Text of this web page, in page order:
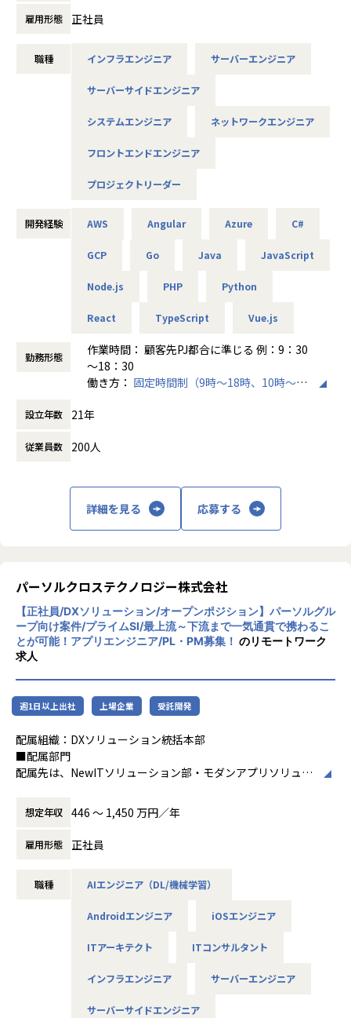
・公共インフラ監視制御システム
・倉庫等設備制御システム
主に取り扱っているお客様がメインになります。
お客様の要望するシステム開発を自社内で実施し、 企画開
経験を積んでいくことでプロジェクトリーダーを担うことも
まずはメンバーとのコミュニケーションを図るため、本社で
その後、ご経験等により案件をご対応いただきます。
ト勤務となります。
【具体的には】
基本的に中長期的な案件を軸に、単発に発生する新規案件
（1～3ヶ月程度）を並行し進めます。
pt
ル、アジャイル、スクラム、チケット駆動開発、コーディン
クラウド：Amazon Web Service
データベース：PostgresSQL、DynamoDB
チームは案件ごと4～10名程度で配分され、自社内（本社）
にて開発となります。
主に動態管理や、サービス業務用WEBシステムの要件定義～
またモダナイズ開発も並行で進んでおり、Java、AWS、Rea
ct等のスキルも一部活かすことができます。
業務に慣れてくれば状況によりテレワーク（在宅）も可能で
すのでお気軽にご相談ください。
プロジェクト内でも開発から保守まで業務内容は多岐にわた
り、常に新しい開発が継続されているため
色々な業務知識、IT技術を身に付けスキルアップができる環
境になります。
～ポジション～
まずはリーダー候補として入社からはリーダーのサポート役
・動態管理システム
最初は「学ぶこと」がお仕事です！OJTをメインにリーダー
いただきます。
分野や工程はもちろん、希望する案件や働き方をお気軽にご
■東京で働きたい方ウェルカム！
クラウドワークス コンサルティングの社員の中には
実は想像以上にいる事実。
仕事を変えるだけでも大変なのに
クラウドワークス コンサルティングは応援します！
具体的なメリットは以下の通り
①引越し費用支給
②マンスリーマンション滞在
※①②は何れか１つの選択制
▼バックエンドエンジニア
▼フロントエンドエンジニア
フロントエンドのメジャー言語・FW使用で2年以上の実装
▼サーバ/クラウドエンジニア
運用保守の経験が1年以上（監視・ヘルプデスクの経験は
除く）
▼ネットワークエンジニア
運用保守の経験が1年以上（監視・ヘルプデスクの経験は
※詳細は各ポジションの求人内容をご確認ください
雇用形態 正社員
職種 インフラエンジニア サーバーエンジニア
サーバーサイドエンジニア
システムエンジニア ネットワークエンジニア
フロントエンドエンジニア
プロジェクトリーダー
開発経験 AWS Angular Azure C#
GCP Go Java JavaScript
Node.js PHP Python
React TypeScript Vue.js
勤務形態
作業時間： 顧客先PJ都合に準じる 例：9：30
～18：30
働き方： 固定時間制（9時～18時、10時～19
時間外労働の有無： 有（月平均15時間）
設立年数 21年
従業員数 200人
詳細を見る 応募する
パーソルクロステクノロジー株式会社
【正社員/DXソリューション/オープンポジション】パーソルグル
ープ向け案件/プライムSI/最上流～下流まで一気通貫で携わるこ
とが可能！アプリエンジニア/PL・PM募集！ のリモートワーク
求人
週1日以上出社 上場企業 受託開発
配属組織：DXソリューション統括本部
■配属部門
配属先は、NewITソリューション部・モダンアプリソリュー
部・西日本クラウドテクノロジー部（大阪）・デジタルコン
サルティング部のいずれかを予定しております。
■主要ソリューション（一例）
◆NewITソリューション部
e、Azure AI Search
Power Platform、Dynamics 365 CE、Dynamics 365 FO、
◆DXプラットフォーム1部
Microsoft Azure、Microsoft 365、Microsoft 365 Securit
想定年収 446 〜 1,450 万円／年
雇用形態 正社員
職種 AIエンジニア（DL/機械学習）
Androidエンジニア iOSエンジニア
ITアーキテクト ITコンサルタント
インフラエンジニア サーバーエンジニア
サーバーサイドエンジニア